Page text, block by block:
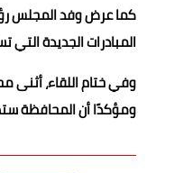
كما عرض وفد المجلس
المبادرات الجديدة
وفي ختام اللقاء،
ومؤكدًا أن المحافظة